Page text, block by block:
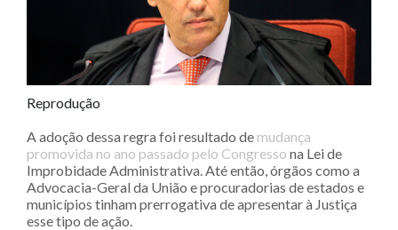
Reprodução
A adoção dessa regra foi resultado de mudança
promovida no ano passado pelo Congresso na Lei de
Improbidade Administrativa. Até então, órgãos como a
Advocacia-Geral da União e procuradorias de estados e
municípios tinham prerrogativa de apresentar à Justiça
esse tipo de ação.